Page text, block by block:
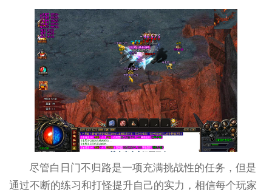
尽管白日门不归路是一项充满挑战性的任务，但是
通过不断的练习和打怪提升自己的实力，相信每个玩家